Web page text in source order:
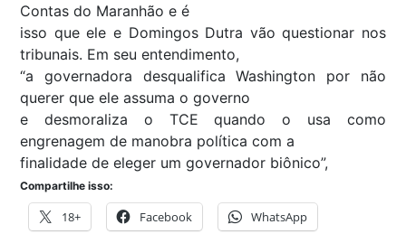
Contas do Maranhão e é
isso que ele e Domingos Dutra vão questionar nos
tribunais. Em seu entendimento,
“a governadora desqualifica Washington por não
querer que ele assuma o governo
e desmoraliza o TCE quando o usa como
engrenagem de manobra política com a
finalidade de eleger um governador biônico”,
Compartilhe isso:
18+ Facebook WhatsApp